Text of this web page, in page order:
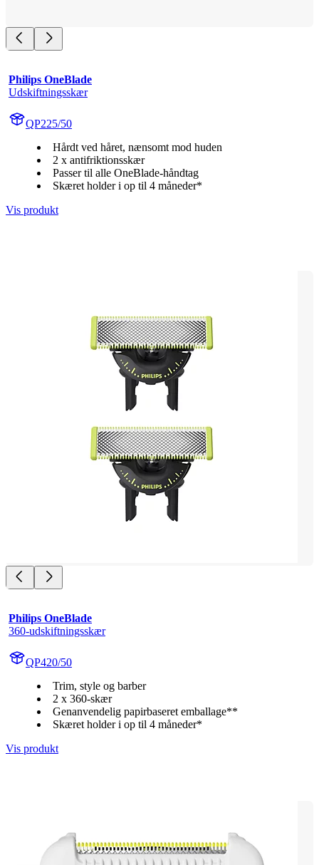
Philips OneBlade
Udskiftningsskær
QP225/50
Hårdt ved håret, nænsomt mod huden
2 x antifriktionsskær
Passer til alle OneBlade-håndtag
Skæret holder i op til 4 måneder*
Vis produkt
Philips OneBlade
360-udskiftningsskær
QP420/50
Trim, style og barber
2 x 360-skær
Genanvendelig papirbaseret emballage**
Skæret holder i op til 4 måneder*
Vis produkt